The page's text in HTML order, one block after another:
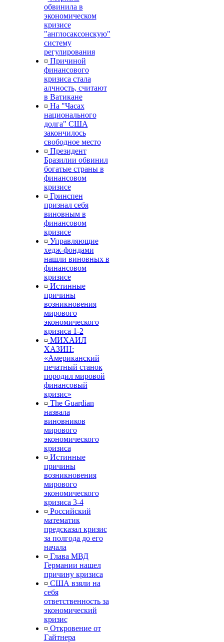
обвинила в
экономическом
кризисе
"англосаксонскую"
систему
регулирования
¤ Причиной
финансового
кризиса стала
алчность, считают
в Ватикане
¤ На "Часах
национального
долга" США
закончилось
свободное место
¤ Президент
Бразилии обвинил
богатые страны в
финансовом
кризисе
¤ Гринспен
признал себя
виновным в
финансовом
кризисе
¤ Управляющие
хедж-фондами
нашли виновных в
финансовом
кризисе
¤ Истинные
причины
возникновения
мирового
экономического
кризиса 1-2
¤ МИХАИЛ
ХАЗИН:
«Американский
печатный станок
породил мировой
финансовый
кризис»
¤ The Guardian
назвала
виновников
мирового
экономического
кризиса
¤ Истинные
причины
возникновения
мирового
экономического
кризиса 3-4
¤ Российский
математик
предсказал кризис
за полгода до его
начала
¤ Глава МВД
Германии нашел
причину кризиса
¤ США взяли на
себя
ответственность за
экономический
кризис
¤ Откровение от
Гайтнера